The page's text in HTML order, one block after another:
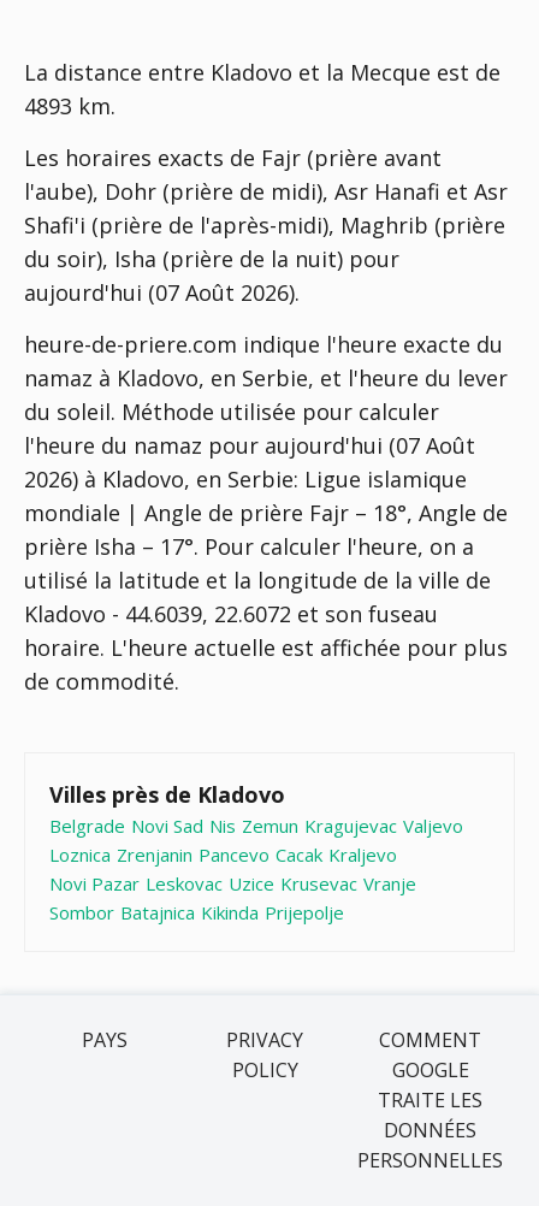
La distance entre Kladovo et la Mecque est de
4893 km.
Les horaires exacts de Fajr (prière avant
l'aube), Dohr (prière de midi), Asr Hanafi et Asr
Shafi'i (prière de l'après-midi), Maghrib (prière
du soir), Isha (prière de la nuit) pour
aujourd'hui (07 Août 2026).
heure-de-priere.com indique l'heure exacte du
namaz à Kladovo, en Serbie, et l'heure du lever
du soleil. Méthode utilisée pour calculer
l'heure du namaz pour aujourd'hui (07 Août
2026) à Kladovo, en Serbie: Ligue islamique
mondiale | Angle de prière Fajr – 18°, Angle de
prière Isha – 17°. Pour calculer l'heure, on a
utilisé la latitude et la longitude de la ville de
Kladovo - 44.6039, 22.6072 et son fuseau
horaire. L'heure actuelle est affichée pour plus
de commodité.
Villes près de Kladovo
Belgrade Novi Sad Nis Zemun Kragujevac Valjevo
Loznica Zrenjanin Pancevo Cacak Kraljevo
Novi Pazar Leskovac Uzice Krusevac Vranje
Sombor Batajnica Kikinda Prijepolje
PAYS
PRIVACY
POLICY
COMMENT
GOOGLE
TRAITE LES
DONNÉES
PERSONNELLES